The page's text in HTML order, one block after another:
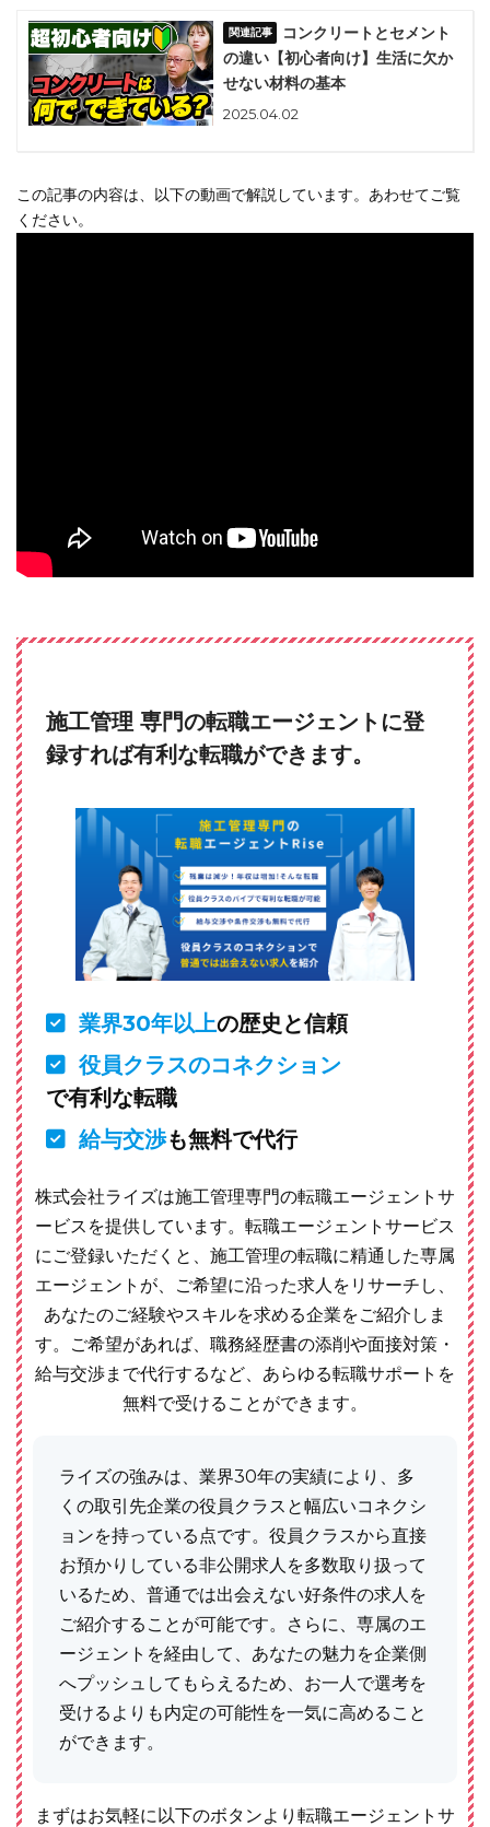
コンクリートとセメント
の違い【初心者向け】生活に欠か
せない材料の基本
2025.04.02
この記事の内容は、以下の動画で解説しています。あわせてご覧
ください。
施工管理 専門の転職エージェントに登
録すれば有利な転職ができます。
業界30年以上の歴史と信頼
役員クラスのコネクション
で有利な転職
給与交渉も無料で代行
株式会社ライズは施工管理専門の転職エージェントサ
ービスを提供しています。転職エージェントサービス
にご登録いただくと、施工管理の転職に精通した専属
エージェントが、ご希望に沿った求人をリサーチし、
あなたのご経験やスキルを求める企業をご紹介しま
す。ご希望があれば、職務経歴書の添削や面接対策・
給与交渉まで代行するなど、あらゆる転職サポートを
無料で受けることができます。
ライズの強みは、業界30年の実績により、多
くの取引先企業の役員クラスと幅広いコネクシ
ョンを持っている点です。役員クラスから直接
お預かりしている非公開求人を多数取り扱って
いるため、普通では出会えない好条件の求人を
ご紹介することが可能です。さらに、専属のエ
ージェントを経由して、あなたの魅力を企業側
へプッシュしてもらえるため、お一人で選考を
受けるよりも内定の可能性を一気に高めること
ができます。
まずはお気軽に以下のボタンより転職エージェントサ